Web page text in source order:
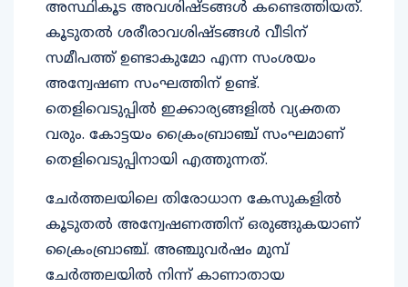
അസ്ഥികൂട അവശിഷ്ടങ്ങള്‍ കണ്ടെത്തിയത്.
കൂടുതല്‍ ശരീരാവശിഷ്ടങ്ങള്‍ വീടിന്
സമീപത്ത് ഉണ്ടാകുമോ എന്ന സംശയം
അന്വേഷണ സംഘത്തിന് ഉണ്ട്.
തെളിവെടുപ്പില്‍ ഇക്കാര്യങ്ങളില്‍ വ്യക്തത
വരും. കോട്ടയം ക്രൈംബ്രാഞ്ച് സംഘമാണ്
തെളിവെടുപ്പിനായി എത്തുന്നത്.
ചേര്‍ത്തലയിലെ തിരോധാന കേസുകളില്‍
കൂടുതല്‍ അന്വേഷണത്തിന് ഒരുങ്ങുകയാണ്
ക്രൈംബ്രാഞ്ച്. അഞ്ചുവര്‍ഷം മുമ്പ്
ചേര്‍ത്തലയില്‍ നിന്ന് കാണാതായ